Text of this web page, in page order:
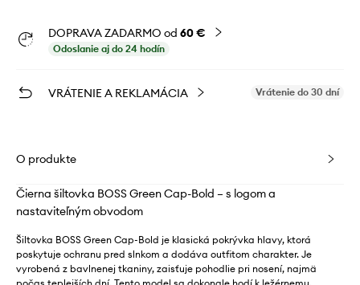
DOPRAVA ZADARMO od 60 €
Odoslanie aj do 24 hodín
VRÁTENIE A REKLAMÁCIA Vrátenie do 30 dní
O produkte
Čierna šiltovka BOSS Green Cap-Bold – s logom a
nastaviteľným obvodom
Šiltovka BOSS Green Cap-Bold je klasická pokrývka hlavy, ktorá
poskytuje ochranu pred slnkom a dodáva outfitom charakter. Je
vyrobená z bavlnenej tkaniny, zaisťuje pohodlie pri nosení, najmä